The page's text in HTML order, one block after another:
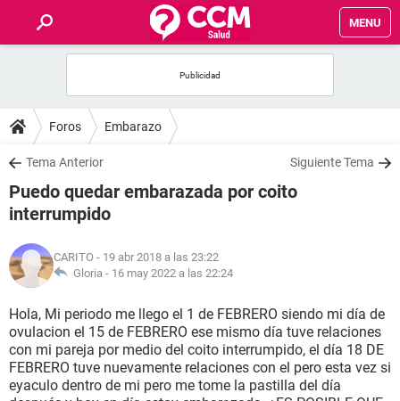
MENU
FOROS
SALUD
FAMILIA
NUTRICIÓN
SEXUALIDAD
GLOSARIO
Foros Embarazo
Tema Anterior Siguiente Tema
Puedo quedar embarazada por coito
interrumpido
CARITO - 19 abr 2018 a las 23:22
Gloria - 16 may 2022 a las 22:24
Hola, Mi periodo me llego el 1 de FEBRERO siendo mi día de
ovulacion el 15 de FEBRERO ese mismo día tuve relaciones
con mi pareja por medio del coito interrumpido, el día 18 DE
FEBRERO tuve nuevamente relaciones con el pero esta vez si
eyaculo dentro de mi pero me tome la pastilla del día